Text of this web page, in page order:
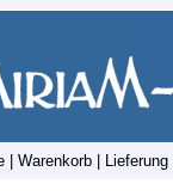
Warenkorb Lieferung